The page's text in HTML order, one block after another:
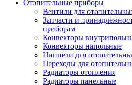
Отопительные приборы
Вентили для
Запчасти и
приборам
Конвекторы
Конвекторы напольные
Ниппели для
Переходы для
Радиаторы отопления
Радиаторы панельные